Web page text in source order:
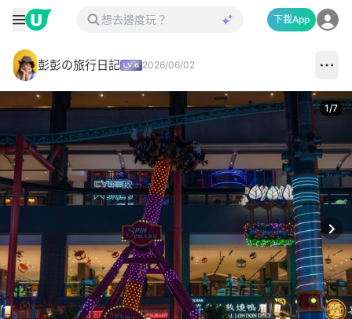
下載App
彭彭の旅行日記 2026/06/02
1/7